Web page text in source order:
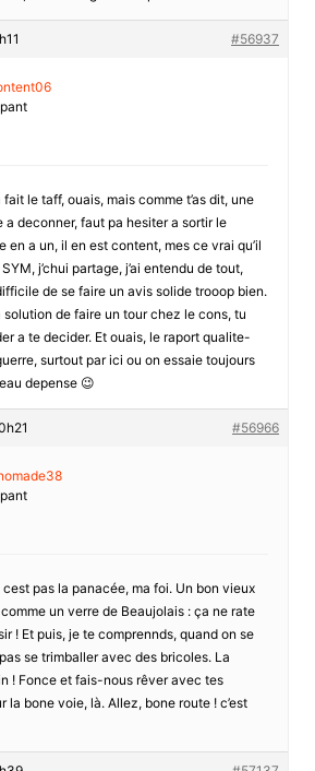
#56937
le taff, ouais, mais comme t’as dit, une
deconner, faut pa hesiter a sortir le
en a un, il en est content, mes ce vrai qu’il
j’chui partage, j’ai entendu de tout,
de se faire un avis solide trooop bien.
solution de faire un tour chez le cons, tu
a te decider. Et ouais, le raport qualite-
surtout par ici ou on essaie toujours
depense 😉
#56966
cest pas la panacée, ma foi. Un bon vieux
un verre de Beaujolais : ça ne rate
! Et puis, je te comprennds, quand on se
se trimballer avec des bricoles. La
! Fonce et fais-nous rêver avec tes
la bone voie, là. Allez, bone route ! c’est